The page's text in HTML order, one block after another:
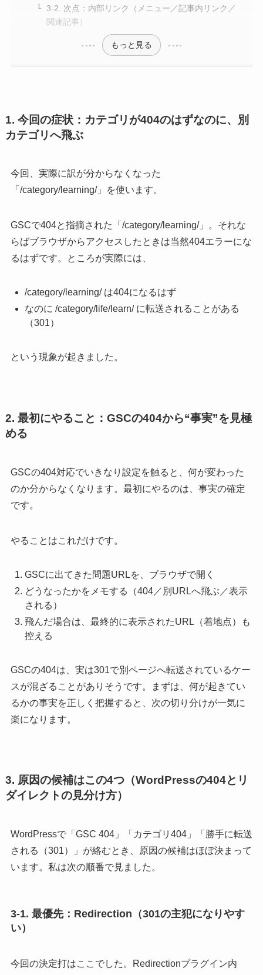
3-2. 次点：内部リンク（メニュー／記事内リンク／
関連記事）
もっと見る
1. 今回の症状：カテゴリが404のはずなのに、別
カテゴリへ飛ぶ
今回、実際に訳が分からなくなった
「/category/learning/」を使います。
GSCで404と指摘された「/category/learning/」。それな
らばブラウザからアクセスしたときは当然404エラーにな
るはずです。ところが実際には、
/category/learning/ は404になるはず
なのに /category/life/learn/ に転送されることがある
（301）
という現象が起きました。
2. 最初にやること：GSCの404から“事実”を見極
める
GSCの404対応でいきなり設定を触ると、何が変わった
のか分からなくなります。最初にやるのは、事実の確定
です。
やることはこれだけです。
GSCに出てきた問題URLを、ブラウザで開く
どうなったかをメモする（404／別URLへ飛ぶ／表示
される）
飛んだ場合は、最終的に表示されたURL（着地点）も
控える
GSCの404は、実は301で別ページへ転送されているケー
スが混ざることがありそうです。まずは、何が起きてい
るかの事実を正しく把握すると、次の切り分けが一気に
楽になります。
3. 原因の候補はこの4つ（WordPressの404とリ
ダイレクトの見分け方）
WordPressで「GSC 404」「カテゴリ404」「勝手に転送
される（301）」が絡むとき、原因の候補はほぼ決まって
います。私は次の順番で見ました。
3-1. 最優先：Redirection（301の主犯になりやす
い）
今回の決定打はここでした。Redirectionプラグイン内